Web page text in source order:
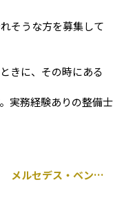
そうな方を募集して
きに、その時にある
実務経験ありの整備士
メルセデス・ベンツ W221 Sクラス 左ドアミラーウィンカーレンズ 左インナータイロッド 交換